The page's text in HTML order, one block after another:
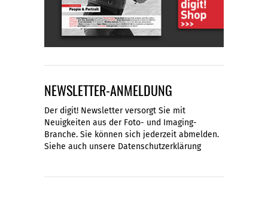
NEWSLETTER-ANMELDUNG
Der digit! Newsletter versorgt Sie mit
Neuigkeiten aus der Foto- und Imaging-
Branche. Sie können sich jederzeit abmelden.
Siehe auch unsere Datenschutzerklärung